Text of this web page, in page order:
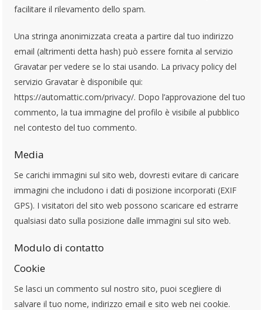
facilitare il rilevamento dello spam.
Una stringa anonimizzata creata a partire dal tuo indirizzo
email (altrimenti detta hash) può essere fornita al servizio
Gravatar per vedere se lo stai usando. La privacy policy del
servizio Gravatar è disponibile qui:
https://automattic.com/privacy/. Dopo l’approvazione del tuo
commento, la tua immagine del profilo è visibile al pubblico
nel contesto del tuo commento.
Media
Se carichi immagini sul sito web, dovresti evitare di caricare
immagini che includono i dati di posizione incorporati (EXIF
GPS). I visitatori del sito web possono scaricare ed estrarre
qualsiasi dato sulla posizione dalle immagini sul sito web.
Modulo di contatto
Cookie
Se lasci un commento sul nostro sito, puoi scegliere di
salvare il tuo nome, indirizzo email e sito web nei cookie.